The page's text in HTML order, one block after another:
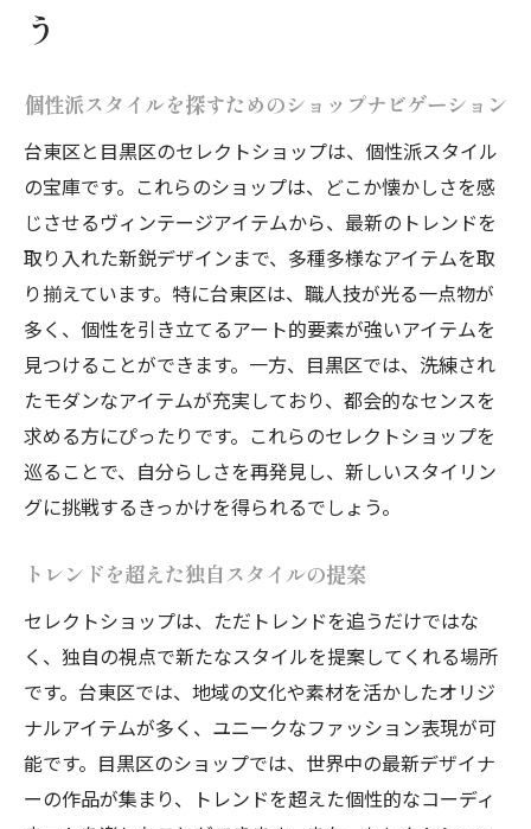
う
個性派スタイルを探すためのショップナビゲーション
台東区と目黒区のセレクトショップは、個性派スタイル
の宝庫です。これらのショップは、どこか懐かしさを感
じさせるヴィンテージアイテムから、最新のトレンドを
取り入れた新鋭デザインまで、多種多様なアイテムを取
り揃えています。特に台東区は、職人技が光る一点物が
多く、個性を引き立てるアート的要素が強いアイテムを
見つけることができます。一方、目黒区では、洗練され
たモダンなアイテムが充実しており、都会的なセンスを
求める方にぴったりです。これらのセレクトショップを
巡ることで、自分らしさを再発見し、新しいスタイリン
グに挑戦するきっかけを得られるでしょう。
トレンドを超えた独自スタイルの提案
セレクトショップは、ただトレンドを追うだけではな
く、独自の視点で新たなスタイルを提案してくれる場所
です。台東区では、地域の文化や素材を活かしたオリジ
ナルアイテムが多く、ユニークなファッション表現が可
能です。目黒区のショップでは、世界中の最新デザイナ
ーの作品が集まり、トレンドを超えた個性的なコーディ